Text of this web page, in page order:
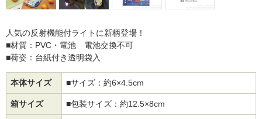
人気の反射機能付ライトに新柄登場！
■材質：PVC・電池 電池交換不可
■荷姿：台紙付き透明袋入
本体サイズ ■サイズ：約6×4.5cm
箱サイズ ■包装サイズ：約12.5×8cm